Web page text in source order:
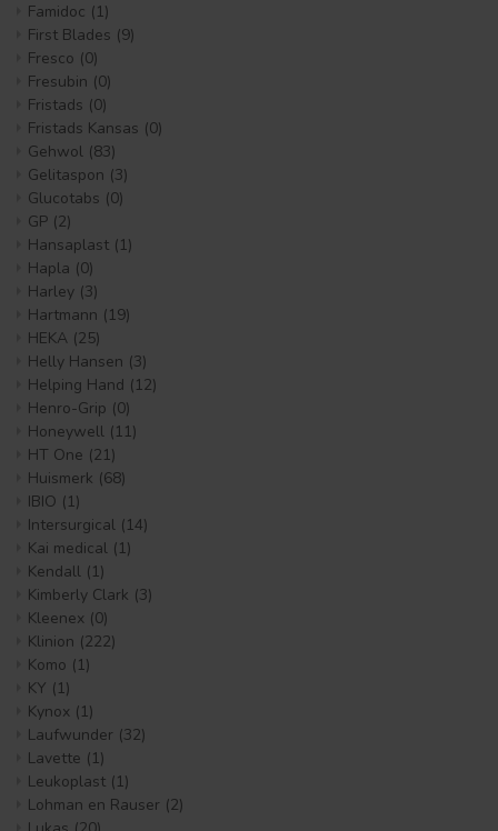
Famidoc (1)
First Blades (9)
Fresco (0)
Fresubin (0)
Fristads (0)
Fristads Kansas (0)
Gehwol (83)
Gelitaspon (3)
Glucotabs (0)
GP (2)
Hansaplast (1)
Hapla (0)
Harley (3)
Hartmann (19)
HEKA (25)
Helly Hansen (3)
Helping Hand (12)
Henro-Grip (0)
Honeywell (11)
HT One (21)
Huismerk (68)
IBIO (1)
Intersurgical (14)
Kai medical (1)
Kendall (1)
Kimberly Clark (3)
Kleenex (0)
Klinion (222)
Komo (1)
KY (1)
Kynox (1)
Laufwunder (32)
Lavette (1)
Leukoplast (1)
Lohman en Rauser (2)